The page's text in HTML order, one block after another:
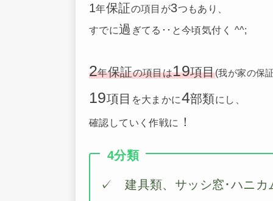
1年保証の項目が3つもあり、
すでに過 ぎてる･･と今頃気付く ^^;
2年保証の項目は19項目(我が家の保
19項目 を大まかに4部類にし、
確認していく作戦に ！
4分類
✓ 建具類、サッシ窓･ハニカ